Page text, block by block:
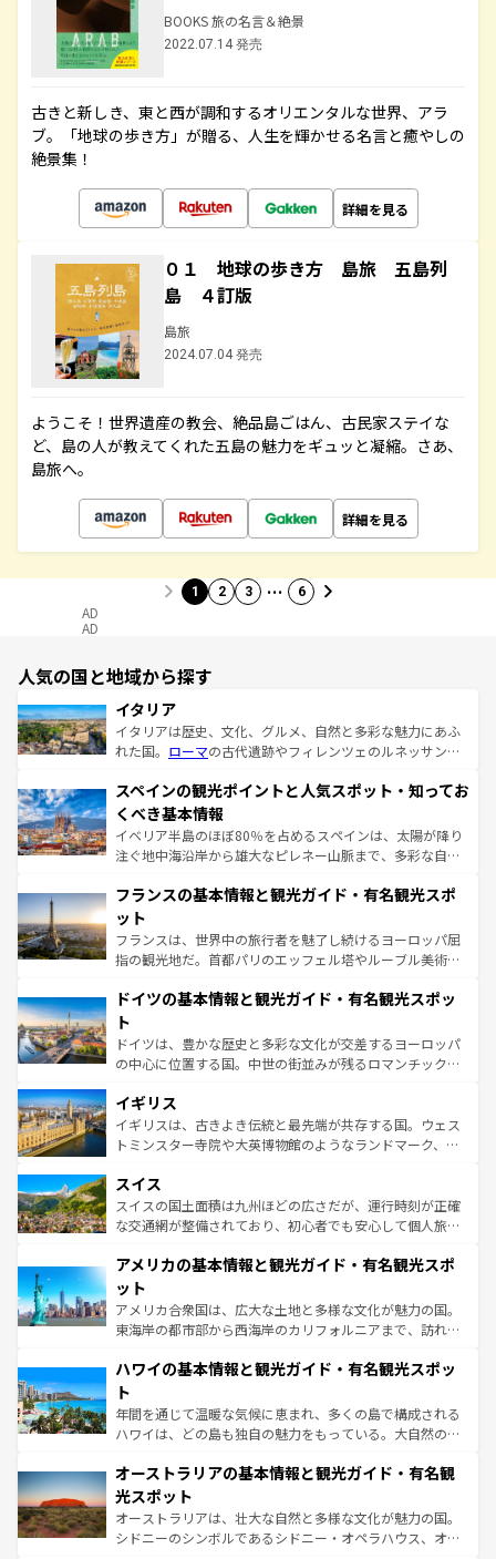
BOOKS 旅の名言＆絶景
2022.07.14 発売
古きと新しき、東と西が調和するオリエンタルな世界、アラ
ブ。「地球の歩き方」が贈る、人生を輝かせる名言と癒やしの
絶景集！
詳細を見る
０１ 地球の歩き方 島旅 五島列
島 ４訂版
島旅
2024.07.04 発売
ようこそ！世界遺産の教会、絶品島ごはん、古民家ステイな
ど、島の人が教えてくれた五島の魅力をギュッと凝縮。さあ、
島旅へ。
詳細を見る
1 2 3 … 6
AD
AD
人気の国と地域から探す
イタリア
イタリアは歴史、文化、グルメ、自然と多彩な魅力にあふ
れた国。 ローマの古代遺跡やフィレンツェのルネッサンス
ろん、トスカーナの美しい田園風景やアマルフィ海岸の絶
景など、自然景観も見逃せない。観光の合間には、本場の
ピザやパスタなど、絶品のイタリア料理を堪能することも
できる。朝目覚めてから夜眠るまで、すべての瞬間を楽し
なお、新着のイタリア情報はコンテンツ一覧を参照してほ
しい。
スペインの観光ポイントと人気スポット・知ってお
くべき基本情報
イベリア半島のほぼ80％を占めるスペインは、太陽が降り
注ぐ地中海沿岸から雄大なピレネー山脈まで、多彩な自然
文化が根付くこの国では、情熱的なフラメンコ、熱気あふ
れる闘牛、そして美味しいタパスが生活の一部となってい
る。首都マドリードの洗練された雰囲気や、バルセロナの
アートに溢れた街角から、地方では古代ローマ遺跡や中世
せる。地方によって風土や気候が異なるスペインはその個
ンテンツ一覧 を参照してほしい。
フランスの基本情報と観光ガイド・有名観光スポ
ット
フランスは、世界中の旅行者を魅了し続けるヨーロッパ屈
指の観光地だ。首都パリのエッフェル塔やルーブル美術館
で、幅広い魅力が詰まっている。華麗な宮殿、歴史的な大
聖堂、美しいビーチ、そして豊かな自然が、訪れる者を心
から魅了する。また、フランスは美食の国としても知ら
れ、フランス料理はユネスコ無形文化遺産にも登録されて
香り高いラベンダー畑など、多彩な楽しみ方が可能だ。さ
らに、パリ以外の地域にも魅力が溢れており、どの街角に
も豊かな歴史と文化が息づいている。パリ以外の個性あふ
を参照してほしい。
ドイツの基本情報と観光ガイド・有名観光スポッ
ト
ドイツは、豊かな歴史と多彩な文化が交差するヨーロッパ
の中心に位置する国。中世の街並みが残るロマンチック街
顔を持つこの国は、どこを歩いても飽きることがない。ベ
ルリンの文化的活気、バイエルン州のアルプスの絶景、そ
してライン川沿いのワイン畑といった風景は必見。ビール
は、お酒好きな人にはぜひ体験してほしい。 なお、新着の
ドイツ情報はコンテンツ一覧を参照してほしい。
イギリス
イギリスは、古きよき伝統と最先端が共存する国。ウェス
トミンスター寺院や大英博物館のようなランドマーク、歴
リアごとに異なる魅力がある。また、優雅なアフタヌーン
ティー、ビール好きにはたまらない英国パブ、サッカー観
戦など、本場だからこそできる体験も豊富。イギリスを旅
ンツ一覧を参照してほしい。
スイス
スイスの国土面積は九州ほどの広さだが、運行時刻が正確
な交通網が整備されており、初心者でも安心して個人旅行
の建物がそのまま残る町や、スイスならではのユニークな
博物館もあり、アルプス観光だけでなく町歩きも満喫する
ことができる。国民の所得が高いため物価も高いが、旅行
者向けの交通パス提供のサービスもあり、うまく活用すれ
着のスイス情報はコンテンツ一覧を参照してほしい。
アメリカの基本情報と観光ガイド・有名観光スポ
ット
アメリカ合衆国は、広大な土地と多様な文化が魅力の国。
東海岸の都市部から西海岸のカリフォルニアまで、訪れる
のような巨大都市は、観光、ショッピング、エンターテイ
ンメントが詰まった刺激的なスポットだ。一方、アメリカ
西部には大自然が広がり、グランドキャニオンやイエロー
ストーン国立公園といった絶景が堪能できる。さらに、南
文化が魅力。旅行者はアメリカの各地域で異なる魅力を楽
しみながら、その多様性と豊かな歴史を感じることができ
るだろう。車でのロードトリップや列車の旅も、アメリカ
ならではの贅沢な旅のスタイルだ。 なお、新着のアメリカ
情報は コンテンツ一覧 を参照してほしい。
ハワイの基本情報と観光ガイド・有名観光スポッ
ト
年間を通じて温暖な気候に恵まれ、多くの島で構成される
ハワイは、どの島も独自の魅力をもっている。大自然の神
ワイ島は見逃せない。また、定番の観光地といえばオアフ
島だが、静かな自然を求めるならマウイ島やカウアイ島が
おすすめ。エメラルドグリーンに輝く海をはじめ、豊かな
文化や歴史が息づいている。「アロハスピリット」と呼ば
オーストラリアの基本情報と観光ガイド・有名観
光スポット
オーストラリアは、壮大な自然と多様な文化が魅力の国。
シドニーのシンボルであるシドニー・オペラハウス、オー